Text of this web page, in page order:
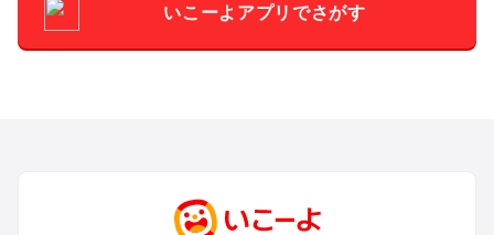
いこーよアプリでさがす